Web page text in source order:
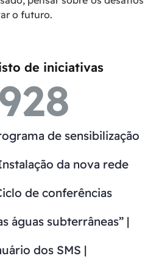
o futuro.
de iniciativas
de sensibilização
da nova rede
de conferências
águas subterrâneas” |
dos SMS |